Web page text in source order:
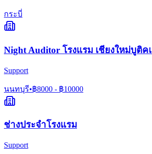
กระบี่
Night Auditor โรงแรม เชียงใหม่บูติค
Support
นนทบุรี•฿8000 - ฿10000
ช่างประจำโรงแรม
Support